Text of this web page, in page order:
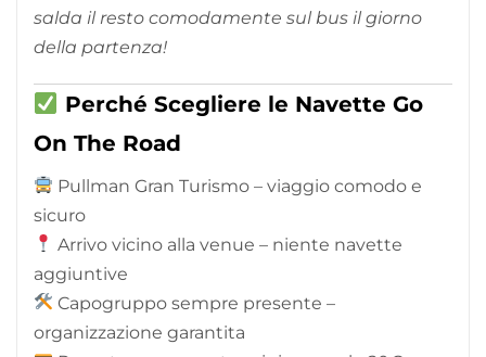
salda il resto comodamente sul bus il giorno
della partenza!
Perché Scegliere le Navette Go
On The Road
Pullman Gran Turismo – viaggio comodo e
sicuro
Arrivo vicino alla venue – niente navette
aggiuntive
Capogruppo sempre presente –
organizzazione garantita